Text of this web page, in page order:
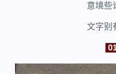
意境些
文字别